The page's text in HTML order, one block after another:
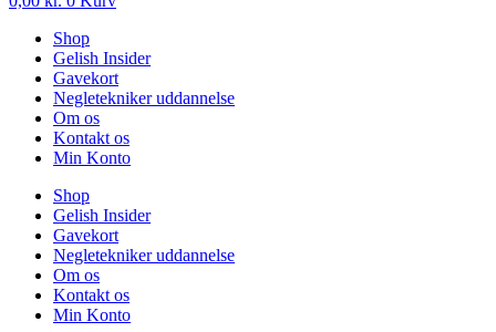
Shop
Gelish Insider
Gavekort
Negletekniker uddannelse
Om os
Kontakt os
Min Konto
Shop
Gelish Insider
Gavekort
Negletekniker uddannelse
Om os
Kontakt os
Min Konto